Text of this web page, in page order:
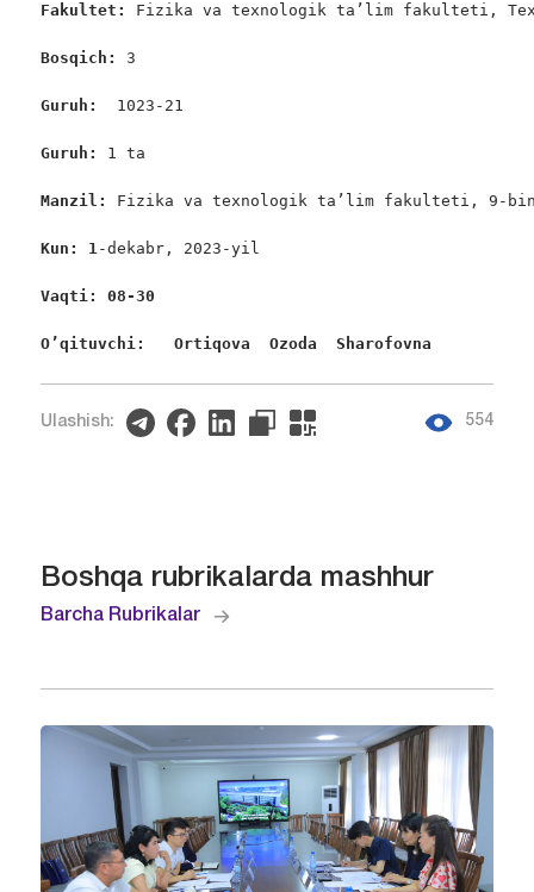
Fakultet: Fizika va texnologik ta’lim fakulteti,
Bosqich: 3
Guruh: 1023-21
Guruh: 1 ta
Manzil: Fizika va texnologik ta’lim fakulteti, 9-
Kun: 1-dekabr, 2023-yil
Vaqti: 08-30
O’qituvchi:   Ortiqova  Ozoda  Sharofovna
Ulashish: 554
Boshqa rubrikalarda mashhur
Barcha Rubrikalar